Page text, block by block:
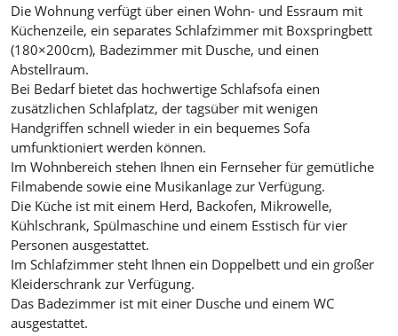
Die Wohnung verfügt über einen Wohn- und Essraum mit
Küchenzeile, ein separates Schlafzimmer mit Boxspringbett
(180×200cm), Badezimmer mit Dusche, und einen
Abstellraum.
Bei Bedarf bietet das hochwertige Schlafsofa einen
zusätzlichen Schlafplatz, der tagsüber mit wenigen
Handgriffen schnell wieder in ein bequemes Sofa
umfunktioniert werden können.
Im Wohnbereich stehen Ihnen ein Fernseher für gemütliche
Filmabende sowie eine Musikanlage zur Verfügung.
Die Küche ist mit einem Herd, Backofen, Mikrowelle,
Kühlschrank, Spülmaschine und einem Esstisch für vier
Personen ausgestattet.
Im Schlafzimmer steht Ihnen ein Doppelbett und ein großer
Kleiderschrank zur Verfügung.
Das Badezimmer ist mit einer Dusche und einem WC
ausgestattet.